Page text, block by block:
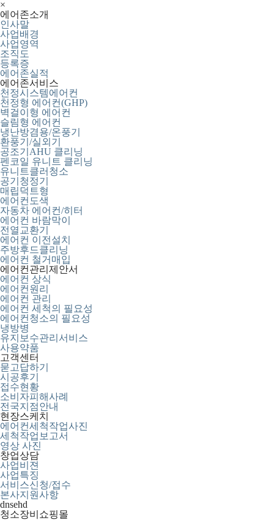
×
에어존소개
인사말
사업배경
사업영역
조직도
등록증
에어존실적
에어존서비스
천정시스템에어컨
천정형 에어컨(GHP)
벽걸이형 에어컨
슬림형 에어컨
냉난방겸용/온풍기
환풍기/실외기
공조기AHU 클리닝
펜코일 유니트 클리닝
유니트클러청소
공기청정기
매립덕트형
에어컨도색
자동차 에어컨/히터
에어컨 바람막이
전열교환기
에어컨 이전설치
주방후드클리닝
에어컨 철거매입
에어컨관리제안서
에어컨 상식
에어컨원리
에어컨 관리
에어컨 세척의 필요성
에어컨청소의 필요성
냉방병
유지보수관리서비스
사용약품
고객센터
묻고답하기
시공후기
접수현황
소비자피해사례
전국지점안내
현장스케치
에어컨세척작업사진
세척작업보고서
영상 사진
창업상담
사업비젼
사업특징
서비스신청/접수
본사지원사항
dnsehd
청소장비쇼핑몰